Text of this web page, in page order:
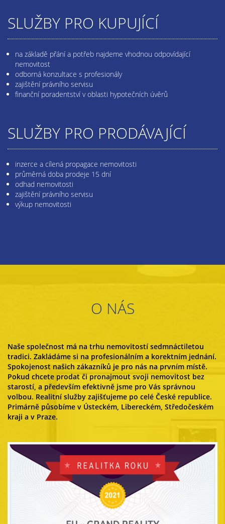
SLUŽBY PRO KUPUJÍCÍ
na základě přání a potřeb najdeme vhodnou odpovídající
nemovitost
odborná konzultace s profesionály
zajištění právního servisu
finanční poradentství v oblasti hypotečních úvěrů
SLUŽBY PRO PRODÁVAJÍCÍ
inzerce a cílená propagace nemovitosti
průměrná doba prodeje 15 dní
odhad nemovitosti
zajištění právního servisu
výkup nemovitosti
O NÁS
Naše společnost má na trhu nemovitostí sedmnáctiletou
tradici. Zakládáme si na profesionálním a korektním jednání.
Spokojenost našich zákazníků je pro nás na prvním místě.
Pokud chcete prodat či pronajmout svoji nemovitost bez
starostí, a především efektivně jsme pro Vás správnou
volbou. Realitní služby zajišťujeme po celé České republice.
Primárně působíme v Ústeckém, Libereckém, Středočeském
kraji a v Praze.